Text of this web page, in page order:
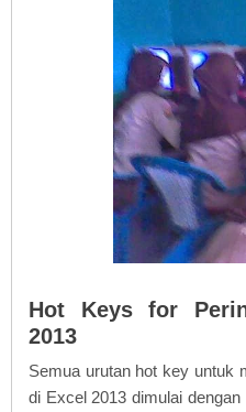
Hot Keys for
2013
Semua urutan hot key untuk
di Excel 2013 dimulai